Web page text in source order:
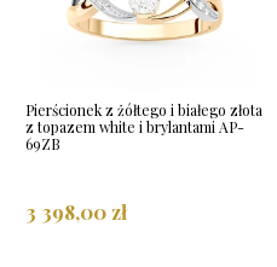
Pierścionek z żółtego i białego złota
z topazem white i brylantami AP-
69ZB
3 398,00 zł